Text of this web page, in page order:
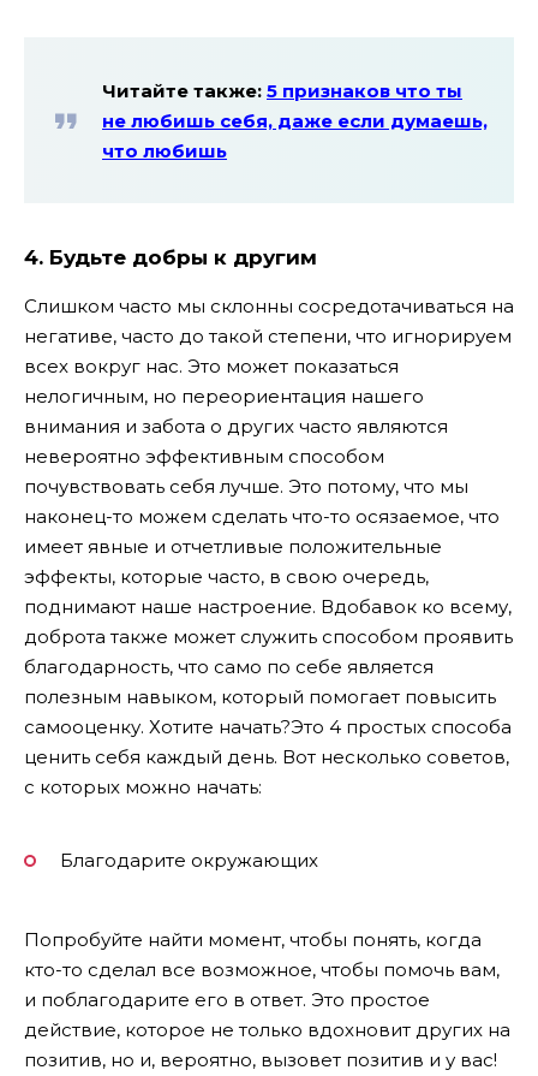
Читайте также: 5 признаков что ты
не любишь себя, даже если думаешь,
что любишь
4. Будьте добры к другим
Слишком часто мы склонны сосредотачиваться на
негативе, часто до такой степени, что игнорируем
всех вокруг нас. Это может показаться
нелогичным, но переориентация нашего
внимания и забота о других часто являются
невероятно эффективным способом
почувствовать себя лучше. Это потому, что мы
наконец-то можем сделать что-то осязаемое, что
имеет явные и отчетливые положительные
эффекты, которые часто, в свою очередь,
поднимают наше настроение. Вдобавок ко всему,
доброта также может служить способом проявить
благодарность, что само по себе является
полезным навыком, который помогает повысить
самооценку. Хотите начать?Это 4 простых способа
ценить себя каждый день. Вот несколько советов,
с которых можно начать:
Благодарите окружающих
Попробуйте найти момент, чтобы понять, когда
кто-то сделал все возможное, чтобы помочь вам,
и поблагодарите его в ответ. Это простое
действие, которое не только вдохновит других на
позитив, но и, вероятно, вызовет позитив и у вас!